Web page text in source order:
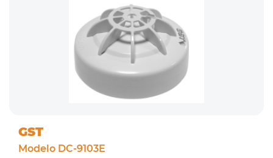
GST
Modelo DC-9103E